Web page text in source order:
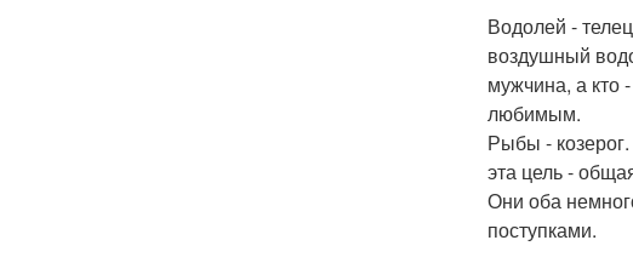
Водолей -
воздушный
мужчина, а кто
любимым.
Рыбы -
эта цель -
Они оба
поступками.